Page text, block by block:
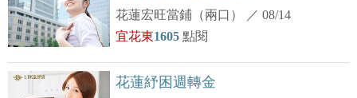
花蓮宏旺當鋪（兩口） ／08/14
宜花東1605點閱
花蓮紓困週轉金